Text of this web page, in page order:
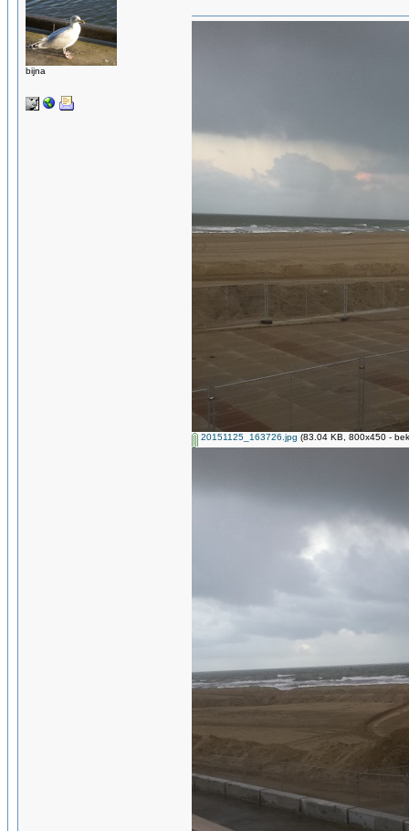
bijna
20151125_163726.jpg (83.04 KB, 800x450 -